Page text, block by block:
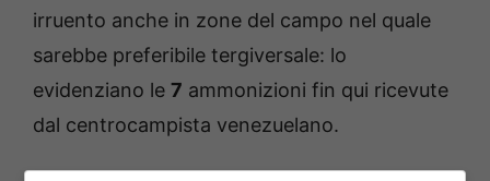
irruento anche in zone del campo nel quale
sarebbe preferibile tergiversale: lo
evidenziano le 7 ammonizioni fin qui ricevute
dal centrocampista venezuelano.